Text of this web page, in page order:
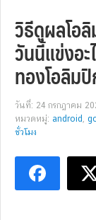
วิธีดูผลโอ
วันนี้แข่งอ
ทองโอลิม
วันที่: 24 กรกฎาคม
หมวดหมู่: android ,
ชั่วโมง